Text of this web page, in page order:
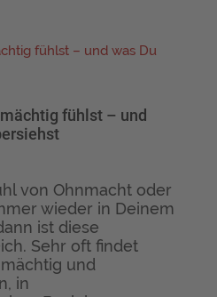
fühlst – und
von Ohnmacht oder
wieder in Deinem
ist diese
Sehr oft findet
und
in